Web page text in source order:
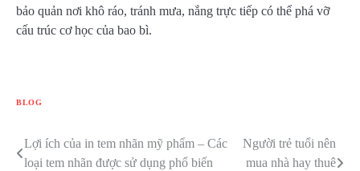
bảo quản nơi khô ráo, tránh mưa, nắng trực tiếp có thể phá vỡ
cấu trúc cơ học của bao bì.
BLOG
Điều
Lợi ích của in tem nhãn mỹ phẩm – Các
loại tem nhãn được sử dụng phổ biến
Người trẻ tuổi nên
mua nhà hay thuê